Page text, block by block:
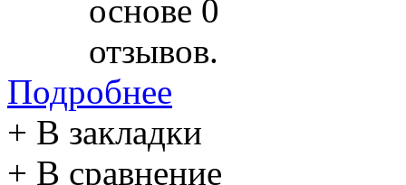
Подробнее
+ В закладки
+ В сравнение